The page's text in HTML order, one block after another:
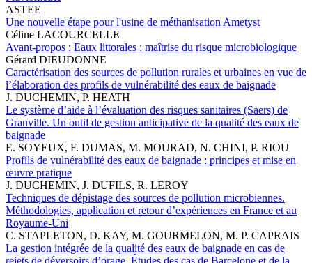
ASTEE
Une nouvelle étape pour l'usine de méthanisation Ametyst
Céline LACOURCELLE
Avant-propos : Eaux littorales : maîtrise du risque microbiologique
Gérard DIEUDONNE
Caractérisation des sources de pollution rurales et urbaines en vue de
l’élaboration des profils de vulnérabilité des eaux de baignade
J. DUCHEMIN, P. HEATH
Le système d’aide à l’évaluation des risques sanitaires (Saers) de
Granville. Un outil de gestion anticipative de la qualité des eaux de
baignade
E. SOYEUX, F. DUMAS, M. MOURAD, N. CHINI, P. RIOU
Profils de vulnérabilité des eaux de baignade : principes et mise en
œuvre pratique
J. DUCHEMIN, J. DUFILS, R. LEROY
Techniques de dépistage des sources de pollution microbiennes.
Méthodologies, application et retour d’expériences en France et au
Royaume-Uni
C. STAPLETON, D. KAY, M. GOURMELON, M. P. CAPRAIS
La gestion intégrée de la qualité des eaux de baignade en cas de
rejets de déversoirs d’orage. Études des cas de Barcelone et de la